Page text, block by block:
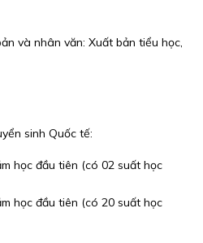
và nhân văn: Xuất bản tiểu học,
sinh Quốc tế:
học đầu tiên (có 02 suất học
học đầu tiên (có 20 suất học